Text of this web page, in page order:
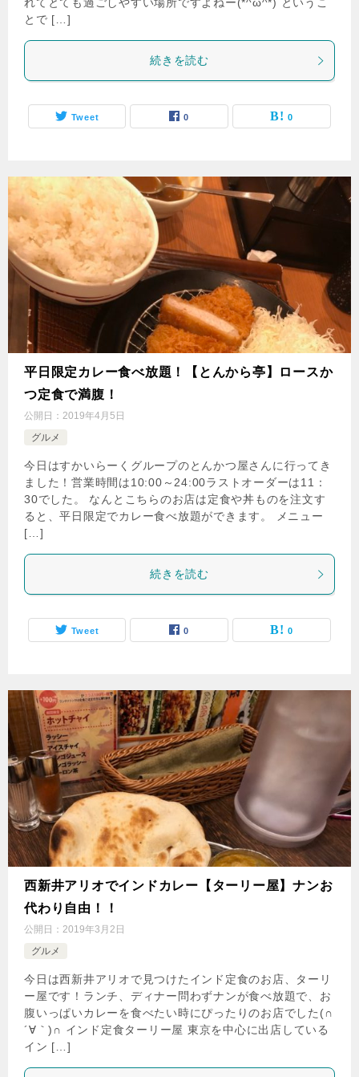
とで […]
続きを読む
Tweet 0 0
平日限定カレー食べ放題！【とんから亭】ロースか
つ定食で満腹！
公開日： 2019年4月5日
グルメ
今日はすかいらーくグループのとんかつ屋さんに行ってき
ました！営業時間は10:00～24:00ラストオーダーは11：
30でした。 なんとこちらのお店は定食や丼ものを注文す
ると、平日限定でカレー食べ放題ができます。 メニュー
[…]
続きを読む
Tweet 0 0
西新井アリオでインドカレー【ターリー屋】ナンお
代わり自由！！
公開日： 2019年3月2日
グルメ
今日は西新井アリオで見つけたインド定食のお店、ターリ
ー屋です！ランチ、ディナー問わずナンが食べ放題で、お
腹いっぱいカレーを食べたい時にぴったりのお店でした(∩
´∀｀)∩ インド定食ターリー屋 東京を中心に出店している
イン […]